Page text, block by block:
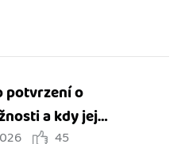
potvrzení o
a kdy jej
45